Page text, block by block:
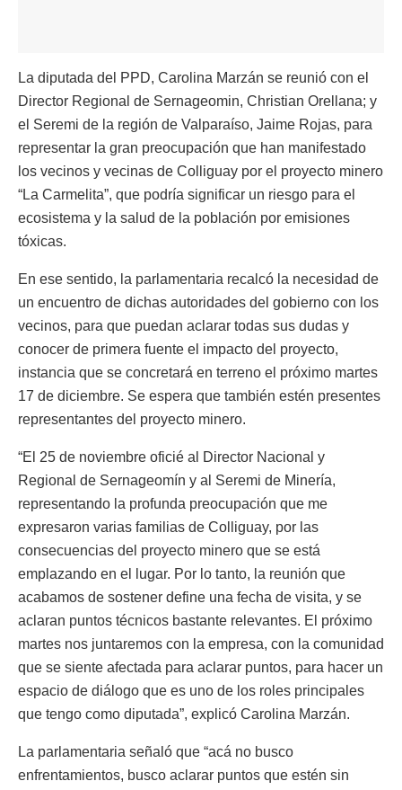
La diputada del PPD, Carolina Marzán se reunió con el
Director Regional de Sernageomin, Christian Orellana; y
el Seremi de la región de Valparaíso, Jaime Rojas, para
representar la gran preocupación que han manifestado
los vecinos y vecinas de Colliguay por el proyecto minero
“La Carmelita”, que podría significar un riesgo para el
ecosistema y la salud de la población por emisiones
tóxicas.
En ese sentido, la parlamentaria recalcó la necesidad de
un encuentro de dichas autoridades del gobierno con los
vecinos, para que puedan aclarar todas sus dudas y
conocer de primera fuente el impacto del proyecto,
instancia que se concretará en terreno el próximo martes
17 de diciembre. Se espera que también estén presentes
representantes del proyecto minero.
“El 25 de noviembre oficié al Director Nacional y
Regional de Sernageomín y al Seremi de Minería,
representando la profunda preocupación que me
expresaron varias familias de Colliguay, por las
consecuencias del proyecto minero que se está
emplazando en el lugar. Por lo tanto, la reunión que
acabamos de sostener define una fecha de visita, y se
aclaran puntos técnicos bastante relevantes. El próximo
martes nos juntaremos con la empresa, con la comunidad
que se siente afectada para aclarar puntos, para hacer un
espacio de diálogo que es uno de los roles principales
que tengo como diputada”, explicó Carolina Marzán.
La parlamentaria señaló que “acá no busco
enfrentamientos, busco aclarar puntos que estén sin